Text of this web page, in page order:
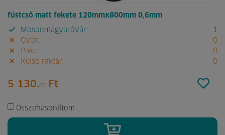
füstcső matt fekete 120mmx800mm 0,6mm
Mosonmagyaróvár:
1
Győr:
0
Paks:
0
Külső raktár:
0
5 130.00 Ft
Összehasonlítom